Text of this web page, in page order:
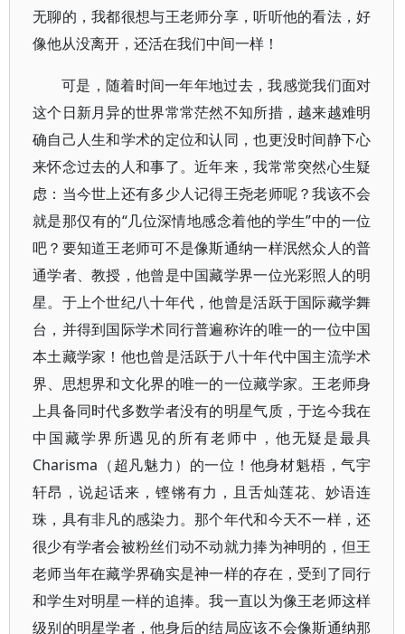
无聊的，我都很想与王老师分享，听听他的看法，好
像他从没离开，还活在我们中间一样！
可是，随着时间一年年地过去，我感觉我们面对
这个日新月异的世界常常茫然不知所措，越来越难明
确自己人生和学术的定位和认同，也更没时间静下心
来怀念过去的人和事了。近年来，我常常突然心生疑
虑：当今世上还有多少人记得王尧老师呢？我该不会
就是那仅有的“几位深情地感念着他的学生”中的一位
吧？要知道王老师可不是像斯通纳一样泯然众人的普
通学者、教授，他曾是中国藏学界一位光彩照人的明
星。于上个世纪八十年代，他曾是活跃于国际藏学舞
台，并得到国际学术同行普遍称许的唯一的一位中国
本土藏学家！他也曾是活跃于八十年代中国主流学术
界、思想界和文化界的唯一的一位藏学家。王老师身
上具备同时代多数学者没有的明星气质，于迄今我在
中国藏学界所遇见的所有老师中，他无疑是最具
Charisma（超凡魅力）的一位！他身材魁梧，气宇
轩昂，说起话来，铿锵有力，且舌灿莲花、妙语连
珠，具有非凡的感染力。那个年代和今天不一样，还
很少有学者会被粉丝们动不动就力捧为神明的，但王
老师当年在藏学界确实是神一样的存在，受到了同行
和学生对明星一样的追捧。我一直以为像王老师这样
级别的明星学者，他身后的结局应该不会像斯通纳那